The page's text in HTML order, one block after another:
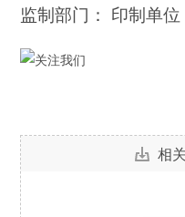
监制部门： 印制单位
相